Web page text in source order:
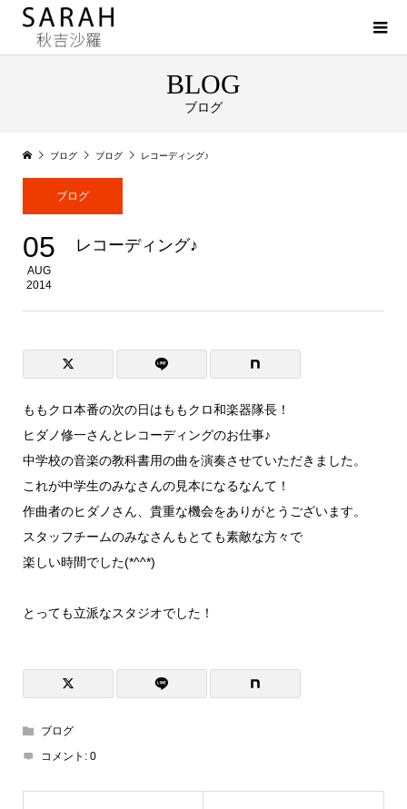
BLOG
ブログ
ブログ ブログ レコーディング♪
ブログ
05
AUG
2014
レコーディング♪
ももクロ本番の次の日はももクロ和楽器隊長！
ヒダノ修一さんとレコーディングのお仕事♪
中学校の音楽の教科書用の曲を演奏させていただきました。
これが中学生のみなさんの見本になるなんて！
作曲者のヒダノさん、貴重な機会をありがとうございます。
スタッフチームのみなさんもとても素敵な方々で
楽しい時間でした(*^^*)
とっても立派なスタジオでした！
ブログ
コメント: 0